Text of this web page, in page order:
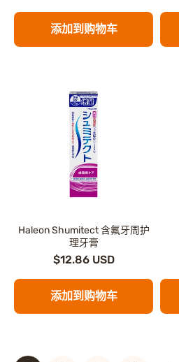
添加到购物车
Haleon Shumitect 含氟牙周护
理牙膏
$12.86 USD
添加到购物车